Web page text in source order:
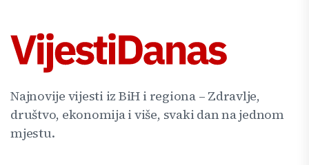
Najnovije vijesti iz BiH i regiona – Zdravlje,
društvo, ekonomija i više, svaki dan na jednom
mjestu.